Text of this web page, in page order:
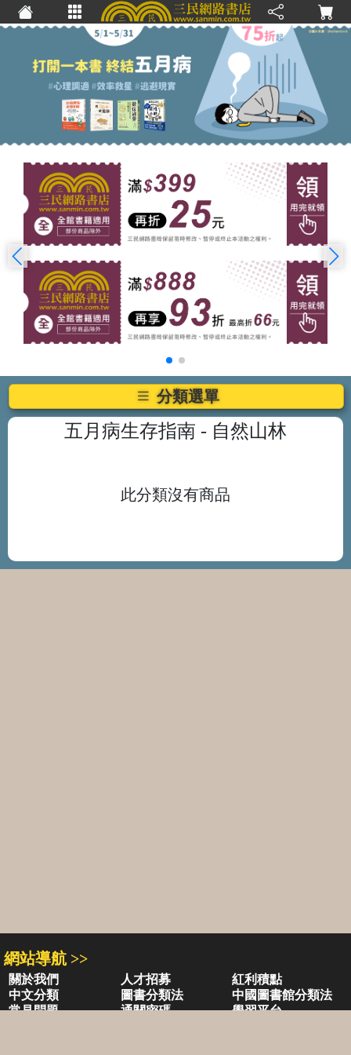
分類選單
五月病生存指南 - 自然山林
此分類沒有商品
網站導航 >>
關於我們 人才招募
紅利積點
中文分類
圖書分類法
中國圖書館分類法
常見問題
通關密碼
學習平台